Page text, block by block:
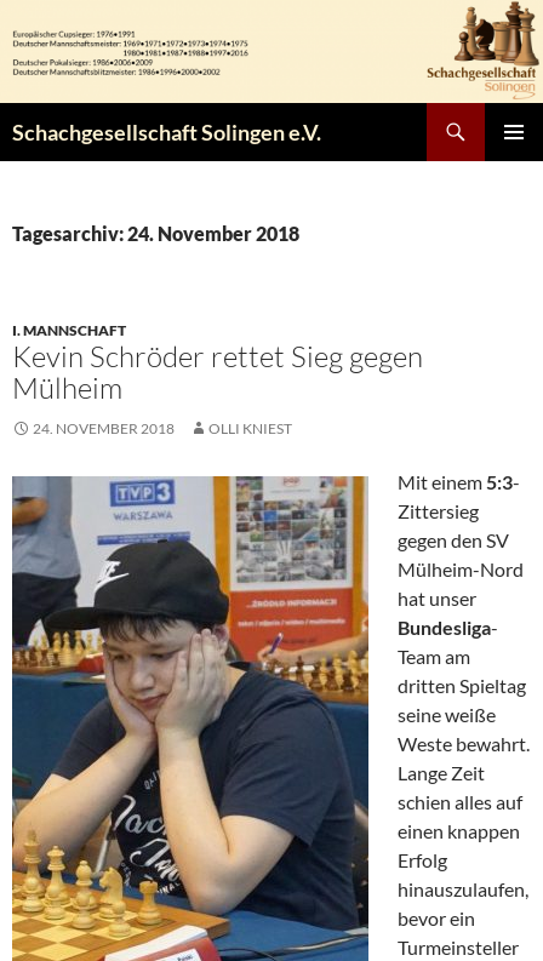
Inhalt
springen
Schachgesellschaft Solingen e.V.
Tagesarchiv: 24. November 2018
I. MANNSCHAFT
Kevin Schröder rettet Sieg gegen
Mülheim
24. NOVEMBER 2018 OLLI KNIEST
Mit einem5:3-
Zittersieg
gegen den SV
Mülheim-Nord
hat unser
Bundesliga-
Team am
dritten Spieltag
seine weiße
Weste bewahrt.
Lange Zeit
schien alles auf
einen knappen
Erfolg
hinauszulaufen,
bevor ein
Turmeinsteller